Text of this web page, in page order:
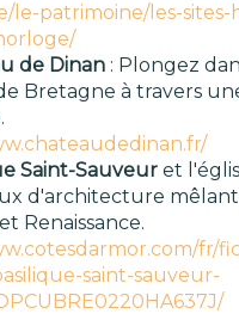
le-patrimoine/les-sites-
de Dinan : Plongez
Bretagne à travers
Saint-Sauveur et
d'architecture
Renaissance.
fr/
saint-sauveur-